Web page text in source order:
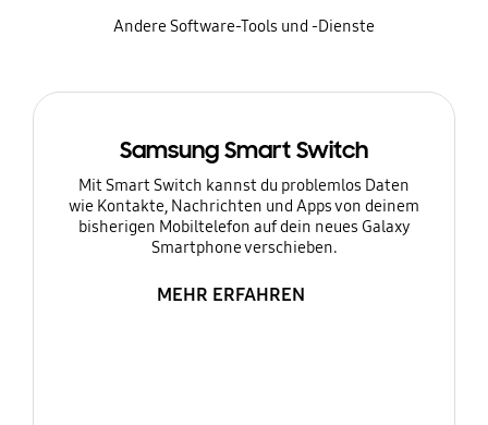
Andere Software-Tools und -Dienste
Samsung Smart Switch
Mit Smart Switch kannst du problemlos Daten
wie Kontakte, Nachrichten und Apps von deinem
bisherigen Mobiltelefon auf dein neues Galaxy
Smartphone verschieben.
MEHR ERFAHREN